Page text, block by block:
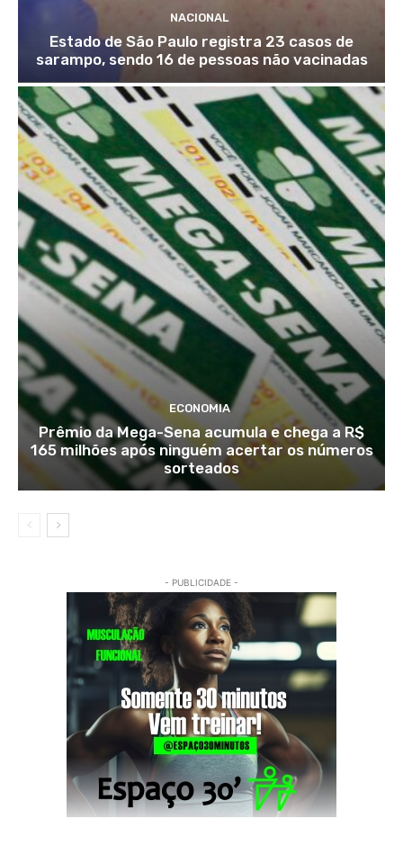
NACIONAL
Estado de São Paulo registra 23 casos de
sarampo, sendo 16 de pessoas não vacinadas
ECONOMIA
Prêmio da Mega-Sena acumula e chega a R$
165 milhões após ninguém acertar os números
sorteados
- PUBLICIDADE -